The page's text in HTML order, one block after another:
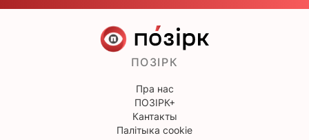
ПОЗІРК
Пра нас
ПОЗІРК+
Кантакты
Палітыка cookie